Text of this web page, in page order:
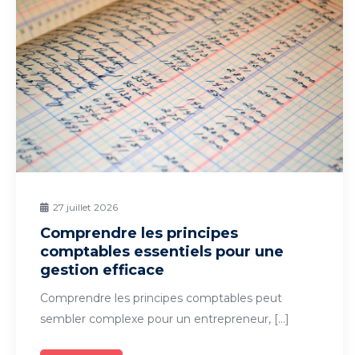
27 juillet 2026
Comprendre les principes
comptables essentiels pour une
gestion efficace
Comprendre les principes comptables peut
sembler complexe pour un entrepreneur, […]